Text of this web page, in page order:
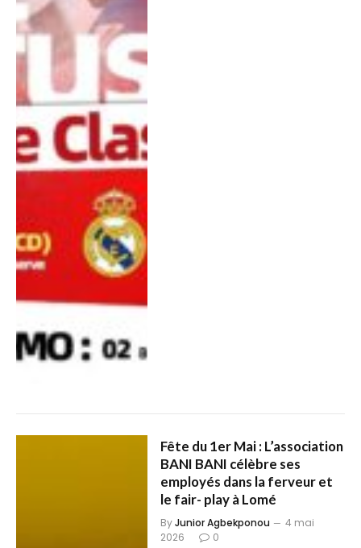
Fête du 1er Mai : L’association
BANI BANI célèbre ses
employés dans la ferveur et
le fair- play à Lomé
ByJunior Agbekponou
4 mai
2026
0